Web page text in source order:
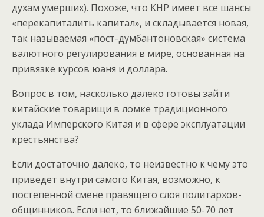
духам умерших). Похоже, что КНР имеет все шансы
«перекапиталить капитал», и складывается новая,
так называемая «пост-думбантоновская» система
валютного регулирования в мире, основанная на
привязке курсов юаня и доллара.
Вопрос в том, насколько далеко готовы зайти
китайские товарищи в ломке традиционного
уклада Имперского Китая и в сфере эксплуатации
крестьянства?
Если достаточно далеко, то неизвестно к чему это
приведет внутри самого Китая, возможно, к
постепенной смене правящего слоя политархов-
общинников. Если нет, то ближайшие 50-70 лет